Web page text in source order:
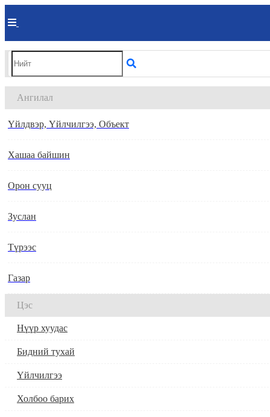
Ангилал
Үйлдвэр, Үйлчилгээ, Объект
Хашаа байшин
Орон сууц
Зуслан
Түрээс
Газар
Цэс
Нүүр хуудас
Бидний тухай
Үйлчилгээ
Холбоо барих